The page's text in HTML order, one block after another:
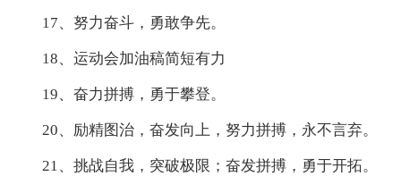
17、努力奋斗，勇敢争先。
18、运动会加油稿简短有力
19、奋力拼搏，勇于攀登。
20、励精图治，奋发向上，努力拼搏，永不言弃。
21、挑战自我，突破极限；奋发拼搏，勇于开拓。